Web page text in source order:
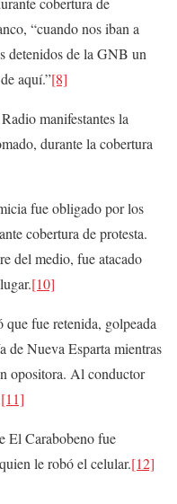
“cuando nos iban a
detenidos de la GNB un
aquí.”[8]
manifestantes la
durante la cobertura
fue obligado por los
cobertura de protesta.
del medio, fue atacado
[10]
fue retenida, golpeada
de Nueva Esparta mientras
opositora. Al conductor
[11]
El Carabobeno fue
le robó el celular.[12]